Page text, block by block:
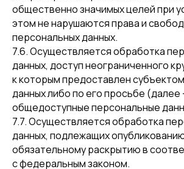
общественно значимых целей при
этом не нарушаются права и
персональных данных.
7.6. Осуществляется обработка
данных, доступ неограниченного
к которым предоставлен
данных либо по его просьбе (далее
общедоступные персональные
7.7. Осуществляется обработка
данных, подлежащих
обязательному раскрытию в
с федеральным законом.